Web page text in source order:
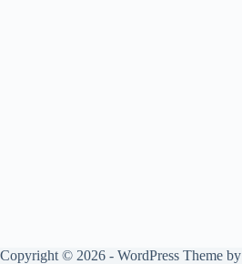
Copyright © 2026 - WordPress Theme by